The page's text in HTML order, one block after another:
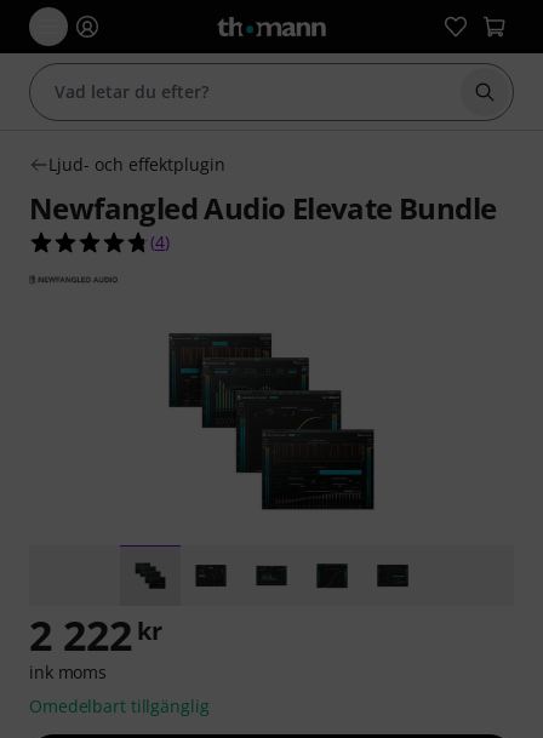
Börja
Ljud- och effektplugin
Newfangled Audio Elevate Bundle
4.8 av 5 stjärnor från 4 kundbetyg
(4)
2 222 kr
ink moms
Omedelbart tillgänglig